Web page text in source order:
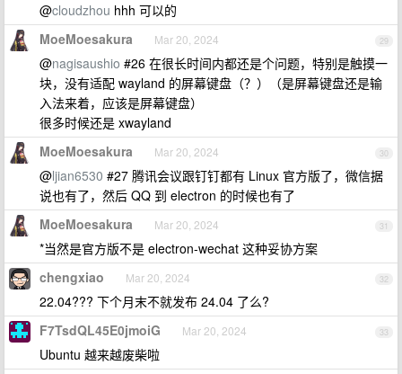
@cloudzhou hhh 可以的
29
MoeMoesakura Mar 20, 2024
@nagisaushio #26 在很长时间内都还是个问题，特别是触摸一
块，没有适配 wayland 的屏幕键盘（？）（是屏幕键盘还是输
入法来着，应该是屏幕键盘）
很多时候还是 xwayland
30
MoeMoesakura Mar 20, 2024
@ljian6530 #27 腾讯会议跟钉钉都有 Linux 官方版了，微信据
说也有了，然后 QQ 到 electron 的时候也有了
31
MoeMoesakura Mar 20, 2024
*当然是官方版不是 electron-wechat 这种妥协方案
32
chengxiao Mar 20, 2024
22.04??? 下个月末不就发布 24.04 了么?
33
F7TsdQL45E0jmoiG Mar 20, 2024
Ubuntu 越来越废柴啦